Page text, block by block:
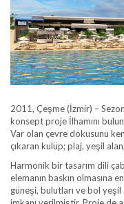
2011, Çeşme (İzmir) –
konsept proje İlhamını
Var olan çevre dokusunu
çıkaran kulüp; plaj, yeşil
Harmonik bir tasarım dili
elemanın baskın olmasına
güneşi, bulutları ve bol yeşil